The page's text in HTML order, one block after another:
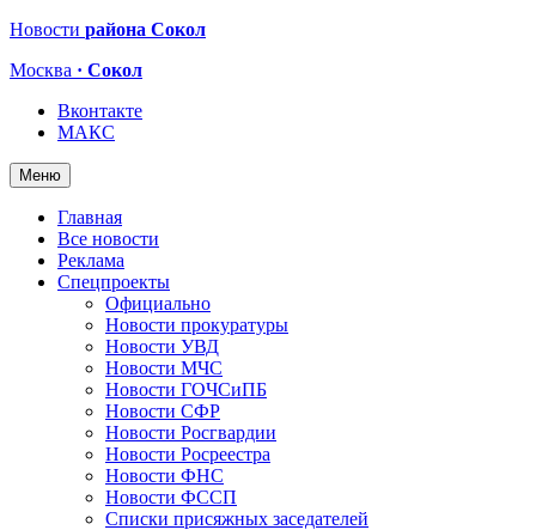
Новости района Сокол
Москва · Сокол
Вконтакте
МАКС
Меню
Главная
Все новости
Реклама
Спецпроекты
Официально
Новости прокуратуры
Новости УВД
Новости МЧС
Новости ГОЧСиПБ
Новости СФР
Новости Росгвардии
Новости Росреестра
Новости ФНС
Новости ФССП
Списки присяжных заседателей